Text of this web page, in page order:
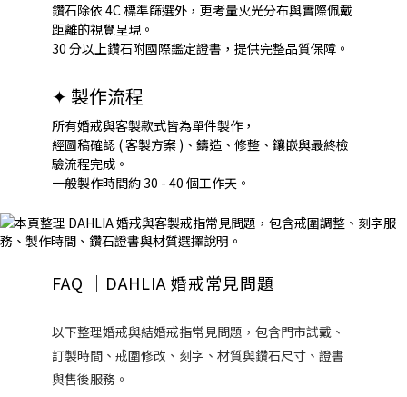
鑽石除依 4C 標準篩選外，更考量火光分布與實際佩戴
距離的視覺呈現。
30 分以上鑽石附國際鑑定證書，提供完整品質保障。
✦ 製作流程
所有婚戒與客製款式皆為單件製作，
經圖稿確認 ( 客製方案 )、鑄造、修整、鑲嵌與最終檢
驗流程完成。
一般製作時間約 30 - 40 個工作天。
FAQ ｜DAHLIA 婚戒常見問題
以下整理婚戒與結婚戒指常見問題，包含門市試戴、
訂製時間、戒圍修改、刻字、材質與鑽石尺寸、證書
與售後服務。